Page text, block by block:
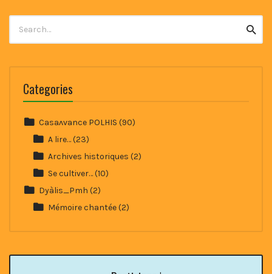
for:
Categories
Casaʌvance POLHIS (90)
A lire…(23)
Archives historiques (2)
Se cultiver…(10)
Dyàlis_Pmh (2)
Mémoire chantée(2)